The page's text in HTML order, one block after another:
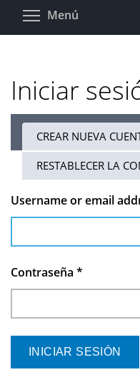
Pasar
Menú
Iniciar
Solapas
principales
CREAR NUEVA
RESTABLECER LA
Username or email
Contraseña *